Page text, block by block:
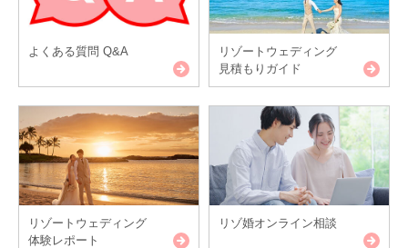
よくある質問 Q&A
リゾートウェディング
見積もりガイド
リゾートウェディング
体験レポート
リゾ婚オンライン相談